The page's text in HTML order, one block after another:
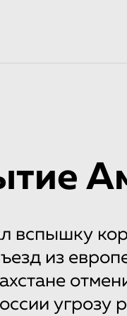
вспышку
из
угрозу